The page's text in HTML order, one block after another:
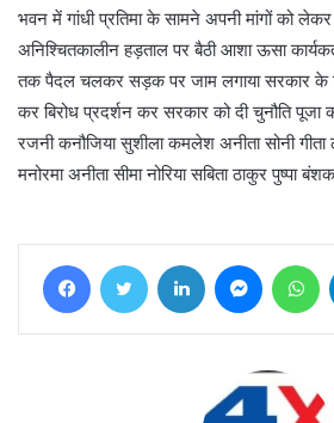
भवन में गांधी प्रतिमा के सामने अपनी मांगों को
अनिश्चितकालीन हड़ताल पर बैठी आशा ऊसा
तक पैदल चलकर सड़क पर जाम लगाया सरकार
कर बिरोध प्रदर्शन कर सरकार को दी चुनौति पूजा
रजनी कनौजिया सुशीला कमलेश अनीता सोनी गीता
मनोरमा अनीता सीमा नोरिया सबिता ठाकुर पुष्पा
FacebookTwitter LinkedIn